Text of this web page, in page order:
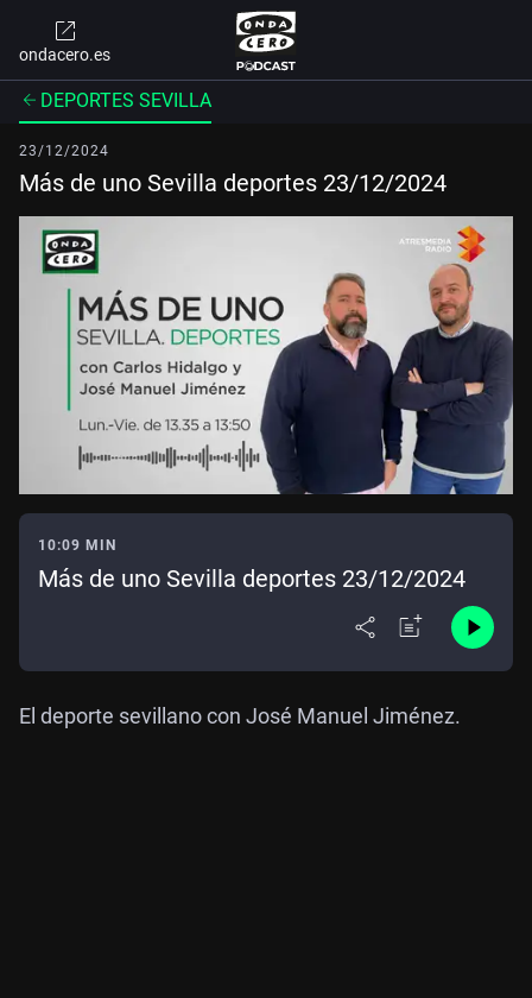
ondacero.es
DEPORTES SEVILLA
23/12/2024
Más de uno Sevilla deportes 23/12/2024
10:09 MIN
Más de uno Sevilla deportes 23/12/2024
El deporte sevillano con José Manuel Jiménez.